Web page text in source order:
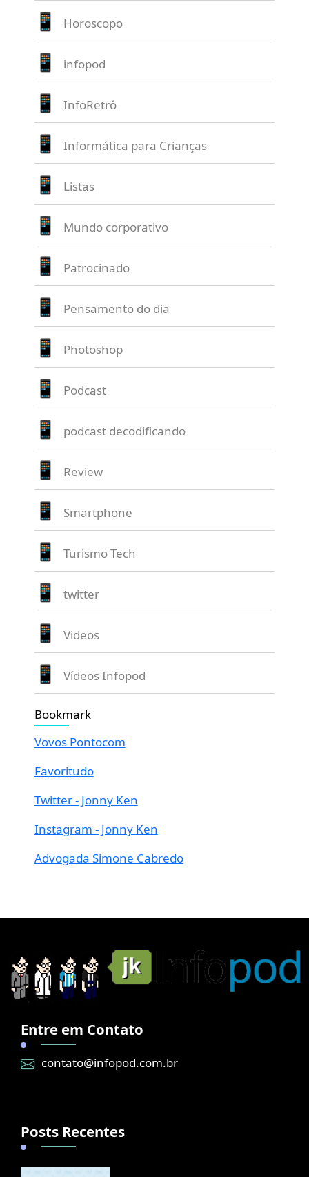
Horoscopo
infopod
InfoRetrô
Informática para Crianças
Listas
Mundo corporativo
Patrocinado
Pensamento do dia
Photoshop
Podcast
podcast decodificando
Review
Smartphone
Turismo Tech
twitter
Videos
Vídeos Infopod
Bookmark
Vovos Pontocom
Favoritudo
Twitter - Jonny Ken
Instagram - Jonny Ken
Advogada Simone Cabredo
Entre em Contato
contato@infopod.com.br
Posts Recentes